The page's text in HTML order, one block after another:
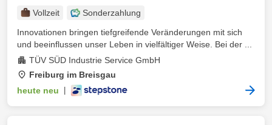
Vollzeit
Sonderzahlung
Innovationen bringen tiefgreifende Veränderungen mit sich
und beeinflussen unser Leben in vielfältiger Weise. Bei der ...
TÜV SÜD Industrie Service GmbH
Freiburg im Breisgau
heute neu